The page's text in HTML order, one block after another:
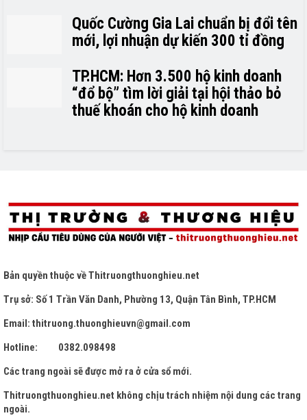
Quốc Cường Gia Lai chuẩn bị đổi tên
mới, lợi nhuận dự kiến 300 tỉ đồng
TP.HCM: Hơn 3.500 hộ kinh doanh
“đổ bộ” tìm lời giải tại hội thảo bỏ
thuế khoán cho hộ kinh doanh
Bản quyền thuộc vềThitruongthuonghieu.net
Trụ sở: Số 1 Trần Văn Danh, Phường 13, Quận Tân Bình, TP.HCM
Email: thitruong.thuonghieuvn@gmail.com
Hotline: 0382.098498
Các trang ngoài sẽ được mở ra ở cửa sổ mới.
Thitruongthuonghieu.net không chịu trách nhiệm nội dung các trang
ngoài.